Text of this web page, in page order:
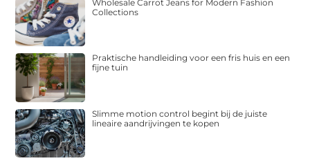
Wholesale Carrot Jeans for Modern Fashion
Collections
Praktische handleiding voor een fris huis en een
fijne tuin
Slimme motion control begint bij de juiste
lineaire aandrijvingen te kopen